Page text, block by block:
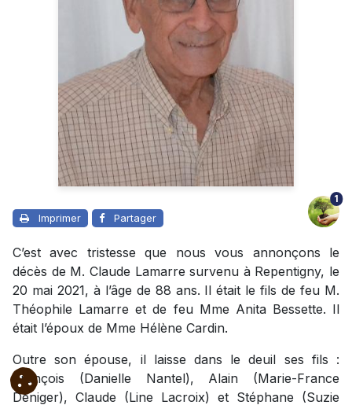
Imprimer Partager
1
C’est avec tristesse que nous vous annonçons le
décès de M. Claude Lamarre survenu à Repentigny, le
20 mai 2021, à l’âge de 88 ans. Il était le fils de feu M.
Théophile Lamarre et de feu Mme Anita Bessette. Il
était l’époux de Mme Hélène Cardin.
Outre son épouse, il laisse dans le deuil ses fils :
François (Danielle Nantel), Alain (Marie-France
Deniger), Claude (Line Lacroix) et Stéphane (Suzie